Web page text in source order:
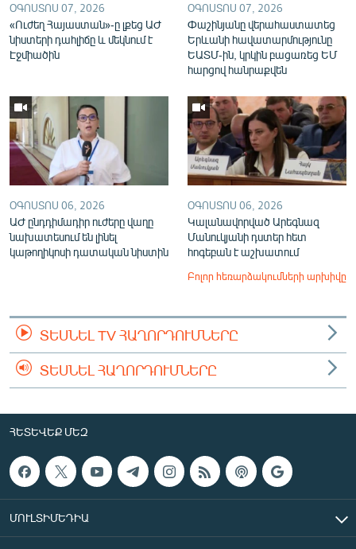
ՕԳՈՍՏՈՍ 07, 2026
«Ուժեղ Հայաստան»-ը լքեց ԱԺ
նիստերի դահլիճը և մեկնում է
Էջմիածին
ՕԳՈՍՏՈՍ 07, 2026
Փաշինյանը վերահաստատեց
Երևանի հավատարմությունը
ԵԱՏՄ-ին, կրկին բացառեց ԵՄ
հարցով հանրաքվեն
ՕԳՈՍՏՈՍ 06, 2026
ԱԺ ընդդիմադիր ուժերը վաղը
նախատեսում են լինել
կաթողիկոսի դատական նիստին
ՕԳՈՍՏՈՍ 06, 2026
Կալանավորված Արեգնազ
Մանուկյանի դստեր հետ
հոգեբան է աշխատում
Բոլոր հեռարձակումների արխիվը
ՏԵՍՆԵԼ TV ՀԱՂՈՐԴՈՒՄՆԵՐԸ
ՏԵՍՆԵԼ ՀԱՂՈՐԴՈՒՄՆԵՐԸ
ՀԵՏԵՎԵՔ ՄԵԶ
ՄՈՒԼՏԻՄԵԴԻԱ